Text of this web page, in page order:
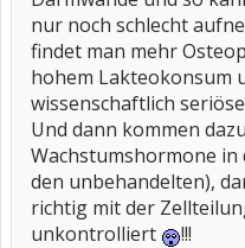
nur noch schlecht
findet man mehr
hohem Lakteokonsum
wissenschaftlich
Und dann kommen
Wachstumshormone
den unbehandelten),
richtig mit der
unkontrolliert
!!!